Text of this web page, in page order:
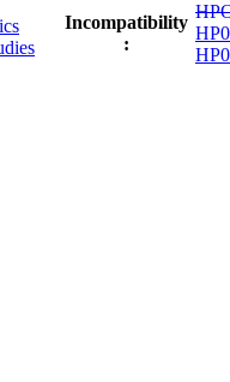
Incompatibility
: